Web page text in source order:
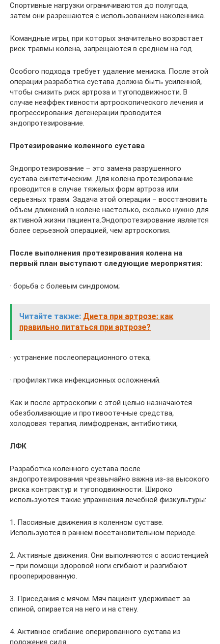
Спортивные нагрузки ограничиваются до полугода,
затем они разрешаются с использованием наколенника.
Командные игры, при которых значительно возрастает
риск травмы колена, запрещаются в среднем на год.
Особого подхода требует удаление мениска. После этой
операции разработка сустава должна быть усиленной,
чтобы снизить риск артроза и тугоподвижности. В
случае неэффективности артроскопического лечения и
прогрессирования дегенерации проводится
эндопротезирование.
Протезирование коленного сустава
Эндопротезирование – это замена разрушенного
сустава синтетическим. Для колена протезирование
проводится в случае тяжелых форм артроза или
серьезных травм. Задача этой операции – восстановить
объем движений в колене настолько, сколько нужно для
активной жизни пациента.Эндопротезирование является
более серьезной операцией, чем артроскопия.
После выполнения протезирования колена на
первый план выступают следующие мероприятия:
· борьба с болевым синдромом;
Читайте также: Диета при артрозе: как
правильно питаться при артрозе?
· устранение послеоперационного отека;
· профилактика инфекционных осложнений.
Как и после артроскопии с этой целью назначаются
обезболивающие и противоотечные средства,
холодовая терапия, лимфодренаж, антибиотики,
ЛФК
Разработка коленного сустава после
эндопротезирования чрезвычайно важна из-за высокого
риска контрактур и тугоподвижности. Широко
используются такие упражнения лечебной физкультуры:
1. Пассивные движения в коленном суставе.
Используются в раннем восстановительном периоде.
2. Активные движения. Они выполняются с ассистенцией
– при помощи здоровой ноги сгибают и разгибают
прооперированную.
3. Приседания с мячом. Мяч пациент удерживает за
спиной, опирается на него и на стену.
4. Активное сгибание оперированного сустава из
положения сидя.